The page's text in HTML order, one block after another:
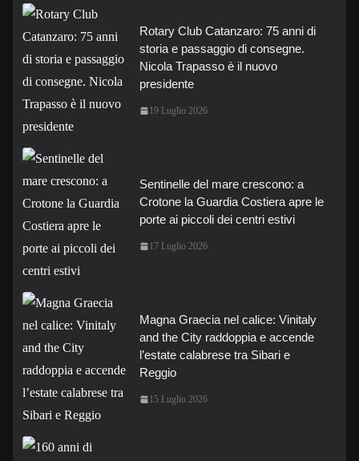
Rotary Club Catanzaro: 75 anni di
storia e passaggio di consegne.
Nicola Trapasso è il nuovo
presidente
19 Luglio 2026
Sentinelle del mare crescono: a
Crotone la Guardia Costiera apre le
porte ai piccoli dei centri estivi
17 Luglio 2026
Magna Graecia nel calice: Vinitaly
and the City raddoppia e accende
l’estate calabrese tra Sibari e
Reggio
15 Luglio 2026